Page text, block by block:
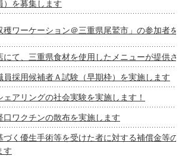
）を募集します
穫ワーケーション＠三重県尾鷲市」の参加者を
にて、三重県食材を使用したメニューが提供さ
員採用候補者Ａ試験（早期枠）を実施します
アリングの社会実験を実施します！
口ワクチンの散布を実施します
づく優生手術等を受けた者に対する補償金等
す